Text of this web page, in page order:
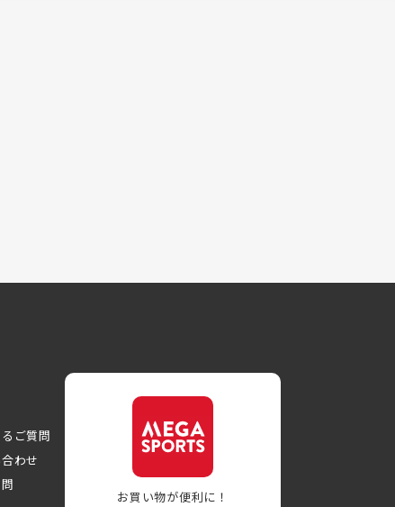
ご質問
わせ
お買い物が便利に！